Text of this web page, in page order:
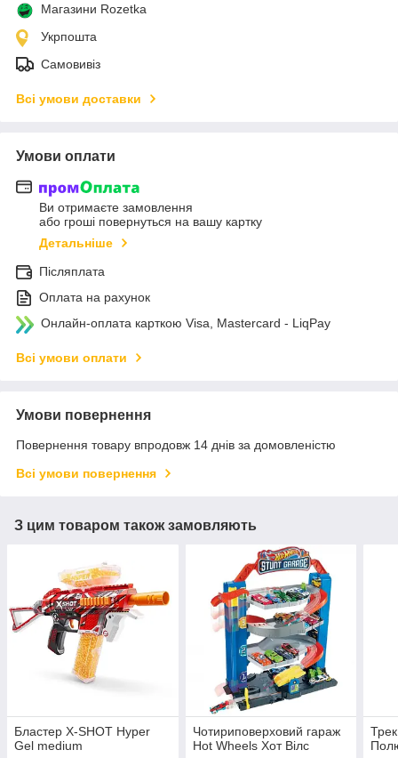
Магазини Rozetka
Укрпошта
Самовивіз
Всі умови доставки
Умови оплати
Ви отримаєте замовлення
або гроші повернуться на вашу картку
Детальніше
Післяплата
Оплата на рахунок
Онлайн-оплата карткою Visa, Mastercard - LiqPay
Всі умови оплати
Умови повернення
Повернення товару впродовж 14 днів за домовленістю
Всі умови повернення
З цим товаром також замовляють
Бластер X-SHOT Hyper
Gel medium
Чотириповерховий гараж
Hot Wheels Хот Вілс